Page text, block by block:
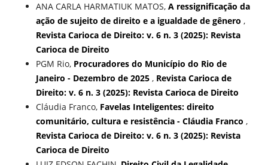
ANA CARLA HARMATIUK MATOS, A ressignificação da
ação de sujeito de direito e a igualdade de gênero ,
Revista Carioca de Direito: v. 6 n. 3 (2025): Revista
Carioca de Direito
PGM Rio, Procuradores do Município do Rio de
Janeiro - Dezembro de 2025 , Revista Carioca de
Direito: v. 6 n. 3 (2025): Revista Carioca de Direito
Cláudia Franco, Favelas Inteligentes: direito
comunitário, cultura e resistência - Cláudia Franco ,
Revista Carioca de Direito: v. 6 n. 3 (2025): Revista
Carioca de Direito